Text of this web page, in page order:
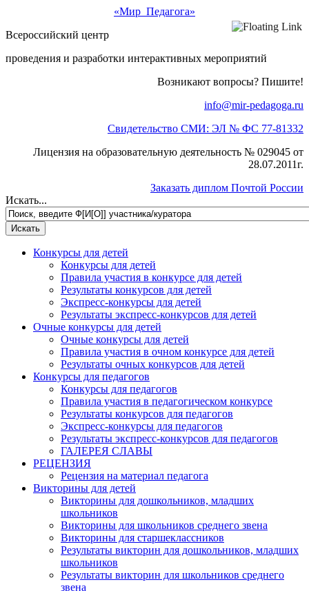
«Мир Педагога»
Всероссийский центр
проведения и разработки интерактивных мероприятий
Возникают вопросы? Пишите!
info@mir-pedagoga.ru
Свидетельство СМИ: ЭЛ № ФС 77-81332
Лицензия на образовательную деятельность № 029045 от
28.07.2011г.
Заказать диплом Почтой России
Искать...
Конкурсы для детей
Конкурсы для детей
Правила участия в конкурсе для детей
Результаты конкурсов для детей
Экспресс-конкурсы для детей
Результаты экспресс-конкурсов для детей
Очные конкурсы для детей
Очные конкурсы для детей
Правила участия в очном конкурсе для детей
Результаты очных конкурсов для детей
Конкурсы для педагогов
Конкурсы для педагогов
Правила участия в педагогическом конкурсе
Результаты конкурсов для педагогов
Экспресс-конкурсы для педагогов
Результаты экспресс-конкурсов для педагогов
ГАЛЕРЕЯ СЛАВЫ
РЕЦЕНЗИЯ
Рецензия на материал педагога
Викторины для детей
Викторины для дошкольников, младших
школьников
Викторины для школьников среднего звена
Викторины для старшеклассников
Результаты викторин для дошкольников, младших
школьников
Результаты викторин для школьников среднего
звена